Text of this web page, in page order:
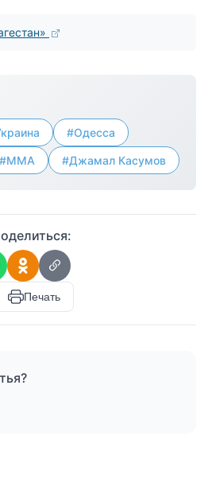
#Одесса
#ММА #Джамал Касумов
Печать